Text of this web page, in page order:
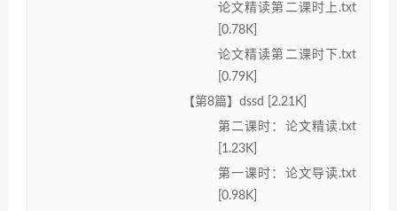
论文精读第二课时上.txt
[0.78K]
论文精读第二课时下.txt
[0.79K]
【第8篇】dssd [2.21K]
第二课时：论文精读.txt
[1.23K]
第一课时：论文导读.txt
[0.98K]